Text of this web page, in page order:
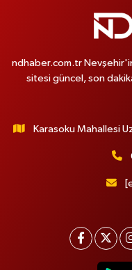
ndhaber.com.tr
sitesi güncel, son
Karasoku Mahallesi